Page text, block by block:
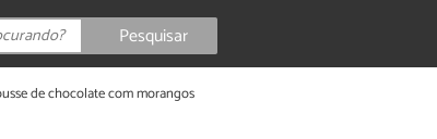
Pesquisar
de chocolate com morangos